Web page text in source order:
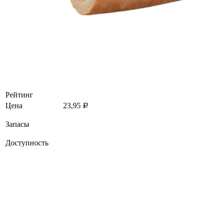
Рейтинг
Цена
23,95 Р
Запасы
Доступность